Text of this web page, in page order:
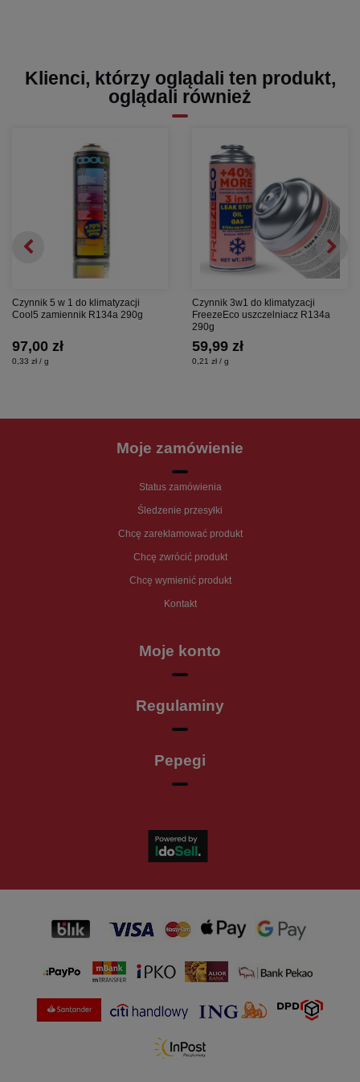
Klienci, którzy oglądali ten produkt,
oglądali również
Czynnik 5 w 1 do klimatyzacji
Cool5 zamiennik R134a 290g
97,00 zł
0,33 zł / g
Czynnik 3w1 do klimatyzacji
FreezeEco uszczelniacz R134a
290g
59,99 zł
0,21 zł / g
Moje zamówienie
Status zamówienia
Śledzenie przesyłki
Chcę zareklamować produkt
Chcę zwrócić produkt
Chcę wymienić produkt
Kontakt
Moje konto
Regulaminy
Pepegi